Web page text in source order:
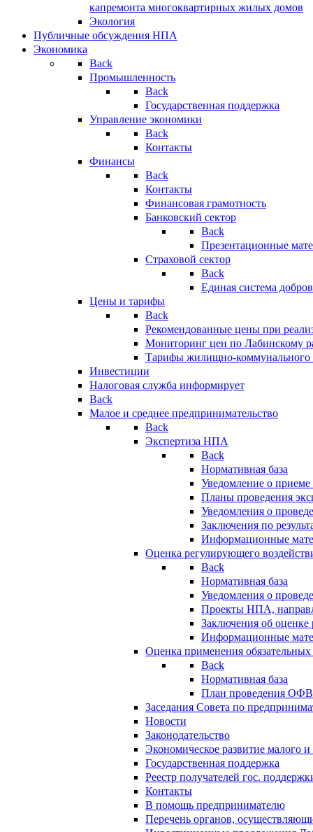
капремонта многоквартирных жилых домов
Экология
Публичные обсуждения НПА
Экономика
Back
Промышленность
Back
Государственная поддержка
Управление экономики
Back
Контакты
Финансы
Back
Контакты
Финансовая грамотность
Банковский сектор
Back
Презентационные
Страховой сектор
Back
Единая система
Цены и тарифы
Back
Рекомендованные цены при
Мониторинг цен по Лабинскому
Тарифы жилищно-коммунального
Инвестиции
Налоговая служба информирует
Back
Малое и среднее предпринимательство
Back
Экспертиза НПА
Back
Нормативная база
Уведомление о
Планы проведения
Уведомления о
Заключения по
Информационные
Оценка регулирующего
Back
Нормативная база
Уведомления о
Проекты НПА,
Заключения об
Информационные
Оценка применения
Back
Нормативная база
План проведения
Заседания Совета по
Новости
Законодательство
Экономическое развитие малого и
Государственная поддержка
Реестр получателей гос.
Контакты
В помощь предпринимателю
Перечень органов,